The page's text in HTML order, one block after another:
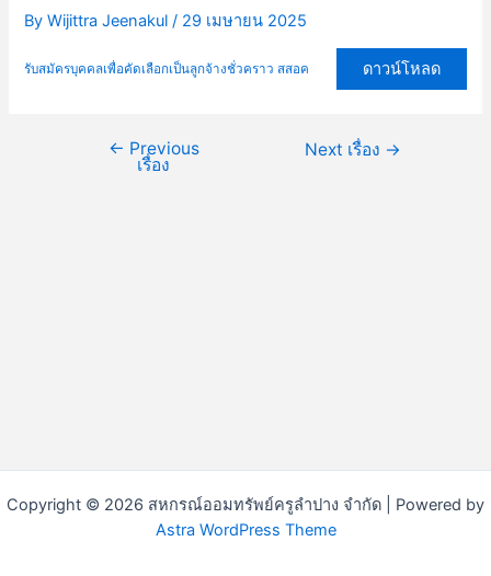
ByWijittra Jeenakul/ 29 เมษายน 2025
รับสมัครบุคคลเพื่อคัดเลือกเป็นลูกจ้างชั่วคราว สสอค ดาวน์โหลด
← Previous
เรื่อง
Next เรื่อง →
Copyright © 2026 สหกรณ์ออมทรัพย์ครูลำปาง จำกัด | Powered by
Astra WordPress Theme